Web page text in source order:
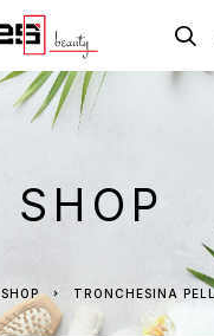
SHOP
SHOP TRONCHESINA